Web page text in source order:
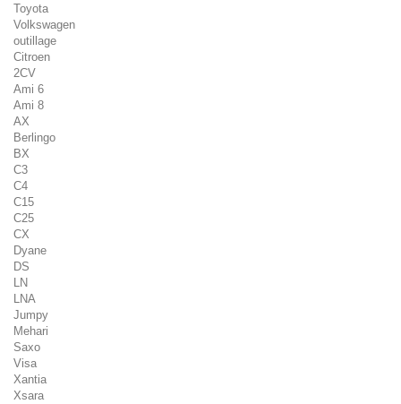
Toyota
Volkswagen
outillage
Citroen
2CV
Ami 6
Ami 8
AX
Berlingo
BX
C3
C4
C15
C25
CX
Dyane
DS
LN
LNA
Jumpy
Mehari
Saxo
Visa
Xantia
Xsara